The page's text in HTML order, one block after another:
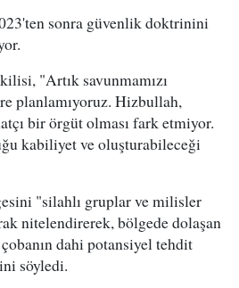
sonra güvenlik doktrinini
"Artık savunmamızı
planlamıyoruz. Hizbullah,
bir örgüt olması fark etmiyor.
kabiliyet ve oluşturabileceği
"silahlı gruplar ve milisler
nitelendirerek, bölgede dolaşan
dahi potansiyel tehdit
söyledi.